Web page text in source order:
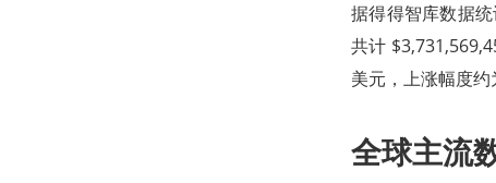
据得得智库数据
共计
美元，上涨幅度约
全球主流